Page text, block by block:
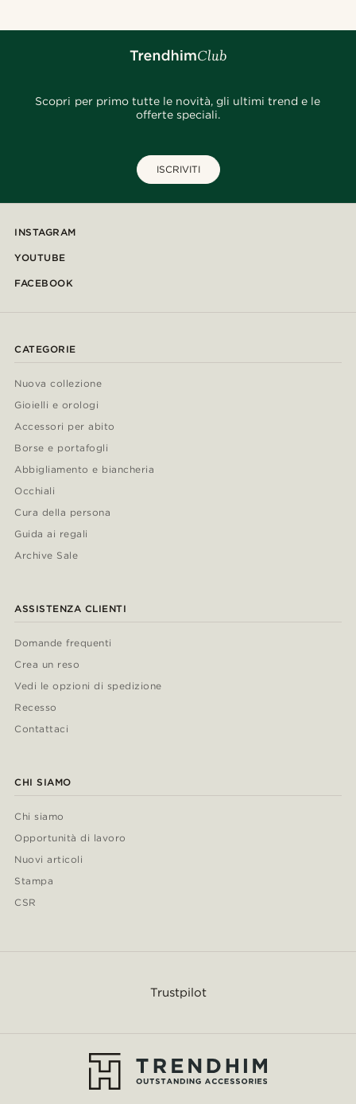
Scopri per primo tutte le novità, gli ultimi trend e le
offerte speciali.
ISCRIVITI
INSTAGRAM
YOUTUBE
FACEBOOK
CATEGORIE
Nuova collezione
Gioielli e orologi
Accessori per abito
Borse e portafogli
Abbigliamento e biancheria
Occhiali
Cura della persona
Guida ai regali
Archive Sale
ASSISTENZA CLIENTI
Domande frequenti
Crea un reso
Vedi le opzioni di spedizione
Recesso
Contattaci
CHI SIAMO
Chi siamo
Opportunità di lavoro
Nuovi articoli
Stampa
CSR
Trustpilot